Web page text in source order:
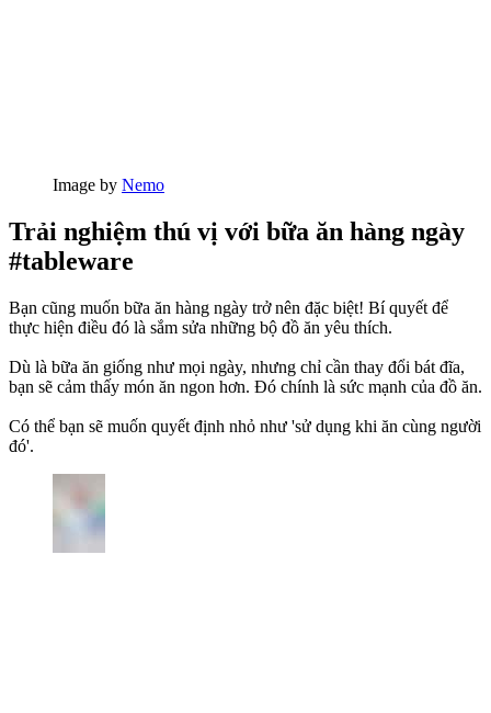
Image by Nemo
Trải nghiệm thú vị với bữa ăn hàng ngày
#tableware
Bạn cũng muốn bữa ăn hàng ngày trở nên đặc biệt! Bí quyết để
thực hiện điều đó là sắm sửa những bộ đồ ăn yêu thích.
Dù là bữa ăn giống như mọi ngày, nhưng chỉ cần thay đổi bát đĩa,
bạn sẽ cảm thấy món ăn ngon hơn. Đó chính là sức mạnh của đồ ăn.
Có thể bạn sẽ muốn quyết định nhỏ như 'sử dụng khi ăn cùng người
đó'.